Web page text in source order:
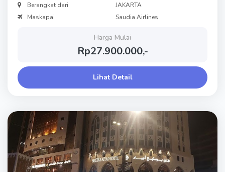
Berangkat dari
JAKARTA
Maskapai
Saudia Airlines
Harga Mulai
Rp27.900.000,-
Lihat Detail